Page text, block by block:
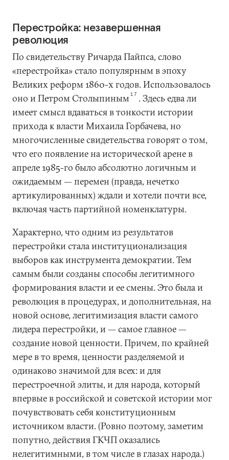
Перестройка: незавершенная
революция
По свидетельству Ричарда Пайпса, слово
«перестройка» стало популярным в эпоху
Великих реформ 1860-х годов. Использовалось
оно и Петром Столыпиным 17 . Здесь едва ли
имеет смысл вдаваться в тонкости истории
прихода к власти Михаила Горбачева, но
многочисленные свидетельства говорят о том,
что его появление на исторической арене в
апреле 1985-го было абсолютно логичным и
ожидаемым — перемен (правда, нечетко
артикулированных) ждали и хотели почти все,
включая часть партийной номенклатуры.
Характерно, что одним из результатов
перестройки стала институционализация
выборов как инструмента демократии. Тем
самым были созданы способы легитимного
формирования власти и ее смены. Это была и
революция в процедурах, и дополнительная, на
новой основе, легитимизация власти самого
лидера перестройки, и — самое главное —
создание новой ценности. Причем, по крайней
мере в то время, ценности разделяемой и
одинаково значимой для всех: и для
перестроечной элиты, и для народа, который
впервые в российской и советской истории мог
почувствовать себя конституционным
источником власти. (Ровно поэтому, заметим
попутно, действия ГКЧП оказались
нелегитимными, в том числе в глазах народа.)